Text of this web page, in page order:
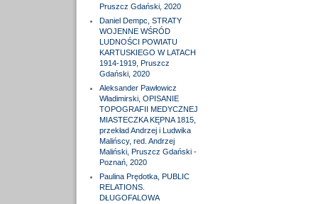
Pruszcz Gdański, 2020
Daniel Dempc, STRATY
WOJENNE WŚRÓD
LUDNOŚCI POWIATU
KARTUSKIEGO W LATACH
1914-1919, Pruszcz
Gdański, 2020
Aleksander Pawłowicz
Władimirski, OPISANIE
TOPOGRAFII MEDYCZNEJ
MIASTECZKA KĘPNA 1815,
przekład Andrzej i Ludwika
Malińscy, red. Andrzej
Maliński, Pruszcz Gdański -
Poznań, 2020
Paulina Prędotka, PUBLIC
RELATIONS.
DŁUGOFALOWA